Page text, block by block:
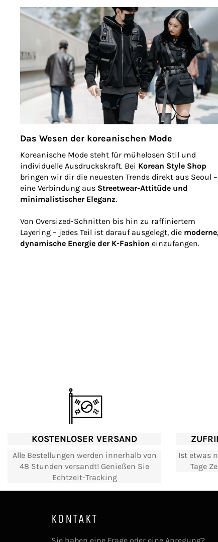
Das Wesen der koreanischen Mode
Koreanische Mode steht für mühelosen Stil und
individuelle Ausdruckskraft. Bei Korean Style Shop
bringen wir dir die neuesten Trends direkt aus Seoul –
eine Verbindung aus Streetwear-Attitüde und
minimalistischer Eleganz.
Von Oversized-Schnitten bis hin zu raffiniertem
Layering – jedes Teil ist darauf ausgelegt, die
dynamische Energie der K-Fashion einzufangen.
KOSTENLOSER VERSAND
Alle Bestellungen werden innerhalb von
48 Stunden versandt! Genießen Sie
Echtzeit-Tracking
Ist etwas
Tage
KONTAKT